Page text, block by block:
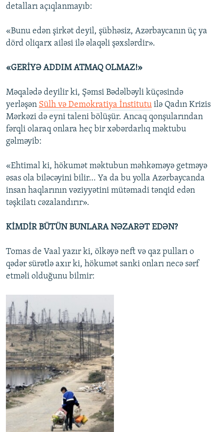
detalları açıqlanmayıb:
«Bunu edən şirkət deyil, şübhəsiz, Azərbaycanın üç ya
dörd oliqarx ailəsi ilə əlaqəli şəxslərdir».
«GERİYƏ ADDIM ATMAQ OLMAZ!»
Məqalədə deyilir ki, Şəmsi Bədəlbəyli küçəsində
yerləşən Sülh və Demokratiya İnstitutu ilə Qadın Krizis
Mərkəzi də eyni taleni bölüşür. Ancaq qonşularından
fərqli olaraq onlara heç bir xəbərdarlıq məktubu
gəlməyib:
«Ehtimal ki, hökumət məktubun məhkəməyə getməyə
əsas ola biləcəyini bilir… Ya da bu yolla Azərbaycanda
insan haqlarının vəziyyətini mütəmadi tənqid edən
təşkilatı cəzalandırır».
KİMDİR BÜTÜN BUNLARA NƏZARƏT EDƏN?
Tomas de Vaal yazır ki, ölkəyə neft və qaz pulları o
qədər sürətlə axır ki, hökumət sanki onları necə sərf
etməli olduğunu bilmir: